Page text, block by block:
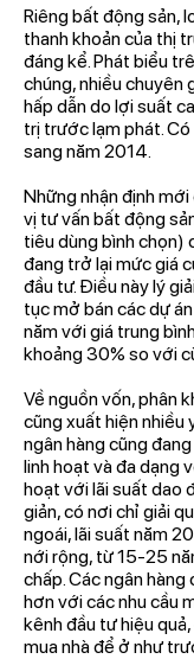
Riêng bất động sản,
thanh khoản của thị
đáng kể. Phát biểu
chúng, nhiều chuyên
hấp dẫn do lợi suất
trị trước lạm phát.
sang năm 2014.
Những nhận định
vị tư vấn bất động
tiêu dùng bình chọn)
đang trở lại mức giá
đầu tư. Điều này lý
tục mở bán các dự
năm với giá trung
khoảng 30% so với
Về nguồn vốn, phân
cũng xuất hiện nhiều
ngân hàng cũng
linh hoạt và đa dạng
hoạt với lãi suất dao
giản, có nơi chỉ giải
ngoái, lãi suất năm
nới rộng, từ 15-25
chấp. Các ngân
hơn với các nhu cầu
kênh đầu tư hiệu
mua nhà để ở như